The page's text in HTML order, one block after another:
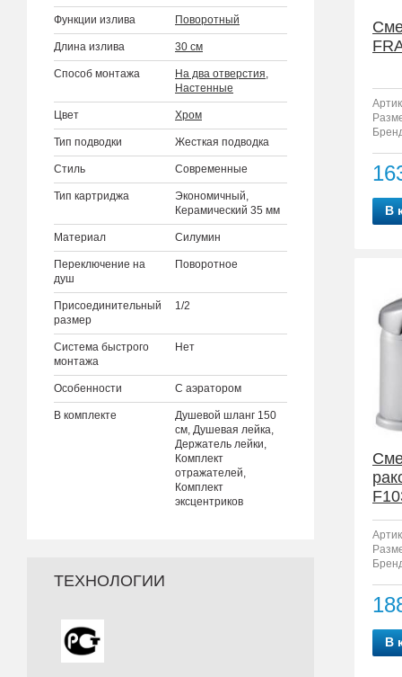
Функции излива Поворотный
Длина излива 30 см
Способ монтажа На два отверстия,
Настенные
Цвет Хром
Тип подводки Жесткая подводка
Стиль Современные
Тип картриджа
Экономичный,
Керамический 35 мм
Материал Силумин
Переключение на
душ
Поворотное
Присоединительный
размер
1/2
Система быстрого
монтажа
Нет
Особенности С аэратором
В комплекте
Душевой шланг 150
см, Душевая лейка,
Держатель лейки,
Комплект
отражателей,
Комплект
эксцентриков
ТЕХНОЛОГИИ
В
В